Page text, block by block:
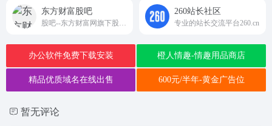
东方财富股吧 260站长社区
专业的站长交流平台260.cn
办公软件免费下载安装 橙人情趣-情趣用品商店
精品优质域名在线出售 600元/半年-黄金广告位
暂无评论